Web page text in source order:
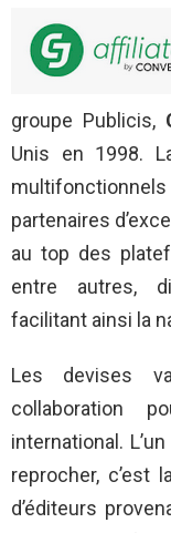
groupe Publicis,
Unis en 1998.
partenaires
au top des
entre autres,
facilitant ainsi la
Les devises
collaboration
international.
reprocher, c’est
d’éditeurs